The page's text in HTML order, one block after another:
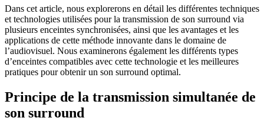
Dans cet article, nous explorerons en détail les différentes techniques
et technologies utilisées pour la transmission de son surround via
plusieurs enceintes synchronisées, ainsi que les avantages et les
applications de cette méthode innovante dans le domaine de
l’audiovisuel. Nous examinerons également les différents types
d’enceintes compatibles avec cette technologie et les meilleures
pratiques pour obtenir un son surround optimal.
Principe de la transmission simultanée de
son surround